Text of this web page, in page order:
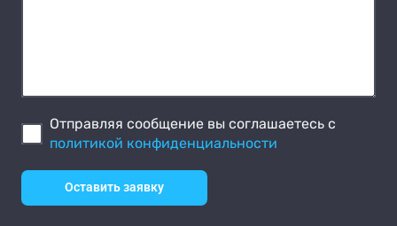
Отправляя сообщение вы соглашаетесь с
политикой конфиденциальности
Оставить заявку